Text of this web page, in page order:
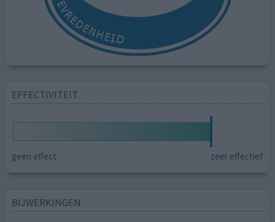
EFFECTIVITEIT
geen effect zeer effectief
BIJWERKINGEN